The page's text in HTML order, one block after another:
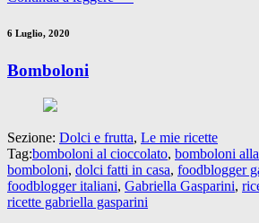
6 Luglio, 2020
Bomboloni
Sezione: Dolci e frutta, Le mie ricette
Tag:bomboloni al cioccolato, bomboloni
bomboloni, dolci fatti in casa, foodblogger
foodblogger italiani, Gabriella Gasparini,
ricette gabriella gasparini